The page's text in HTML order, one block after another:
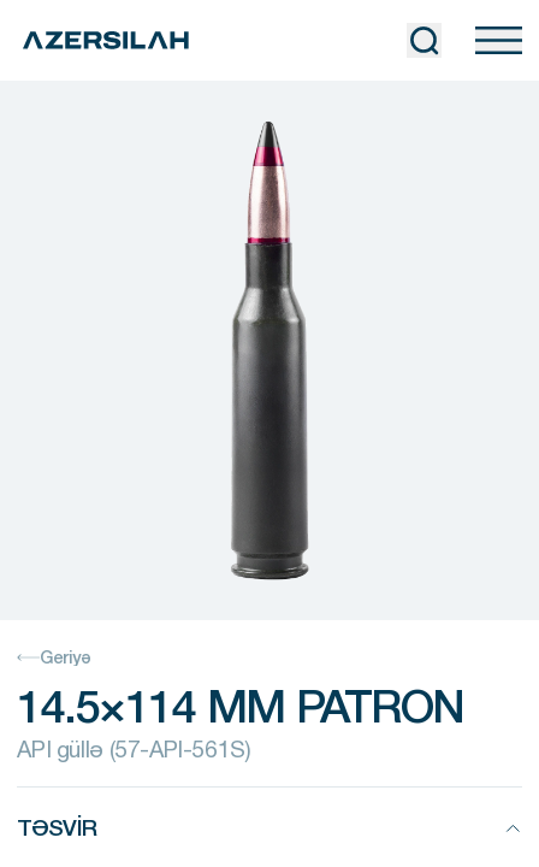
Geriyə
14.5×114 MM PATRON
API güllə (57-API-561S)
TƏSVIR